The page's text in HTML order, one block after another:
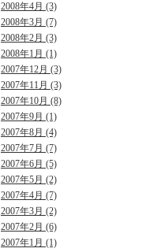
2008年4月 (3)
2008年3月 (7)
2008年2月 (3)
2008年1月 (1)
2007年12月 (3)
2007年11月 (3)
2007年10月 (8)
2007年9月 (1)
2007年8月 (4)
2007年7月 (7)
2007年6月 (5)
2007年5月 (2)
2007年4月 (7)
2007年3月 (2)
2007年2月 (6)
2007年1月 (1)